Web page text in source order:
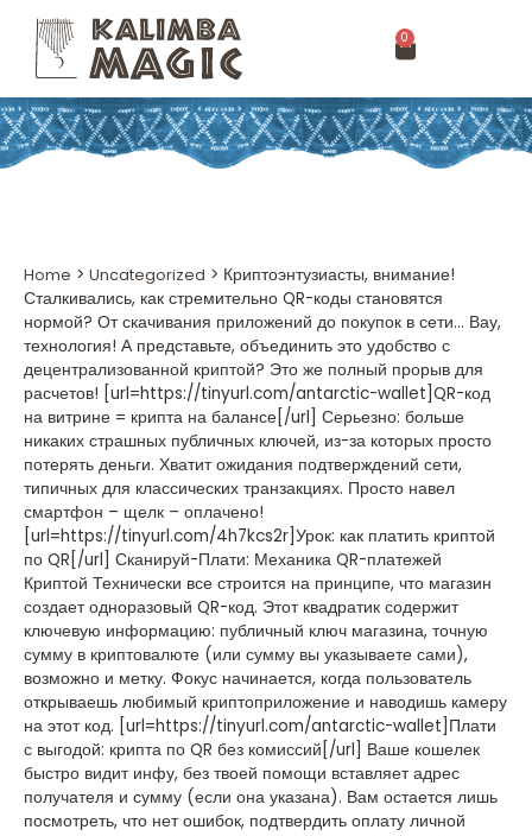
0
Home > Uncategorized > Криптоэнтузиасты, внимание!
Сталкивались, как стремительно QR-коды становятся
нормой? От скачивания приложений до покупок в сети… Вау,
технология! А представьте, объединить это удобство с
децентрализованной криптой? Это же полный прорыв для
расчетов! [url=https://tinyurl.com/antarctic-wallet]QR-код
на витрине = крипта на балансе[/url] Серьезно: больше
никаких страшных публичных ключей, из-за которых просто
потерять деньги. Хватит ожидания подтверждений сети,
типичных для классических транзакциях. Просто навел
смартфон – щелк – оплачено!
[url=https://tinyurl.com/4h7kcs2r]Урок: как платить криптой
по QR[/url] Сканируй-Плати: Механика QR-платежей
Криптой Технически все строится на принципе, что магазин
создает одноразовый QR-код. Этот квадратик содержит
ключевую информацию: публичный ключ магазина, точную
сумму в криптовалюте (или сумму вы указываете сами),
возможно и метку. Фокус начинается, когда пользователь
открываешь любимый криптоприложение и наводишь камеру
на этот код. [url=https://tinyurl.com/antarctic-wallet]Плати
с выгодой: крипта по QR без комиссий[/url] Ваше кошелек
быстро видит инфу, без твоей помощи вставляет адрес
получателя и сумму (если она указана). Вам остается лишь
посмотреть, что нет ошибок, подтвердить оплату личной